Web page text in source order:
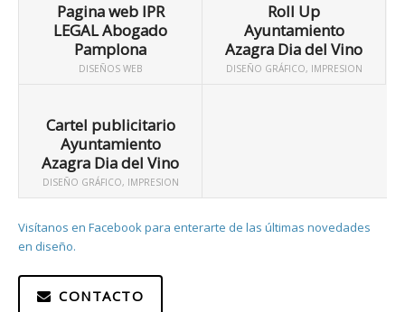
Pagina web IPR
LEGAL Abogado
Pamplona
DISEÑOS WEB
Roll Up
Ayuntamiento
Azagra Dia del Vino
DISEÑO GRÁFICO, IMPRESION
Cartel publicitario
Ayuntamiento
Azagra Dia del Vino
DISEÑO GRÁFICO, IMPRESION
Visítanos en Facebook para enterarte de las últimas novedades
en diseño.
CONTACTO